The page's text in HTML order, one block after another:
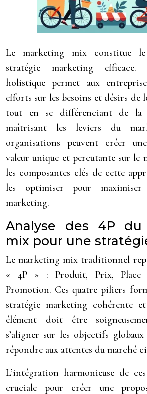
Le marketing mix constitue
stratégie marketing efficace.
holistique permet aux
efforts sur les besoins et désirs de
tout en se différenciant de la
maîtrisant les leviers du
organisations peuvent créer
valeur unique et percutante sur le
les composantes clés de cette
les optimiser pour maximiser
marketing.
Analyse des 4P du
mix pour une
Le marketing mix traditionnel
« 4P » : Produit, Prix, Place
Promotion. Ces quatre piliers
stratégie marketing cohérente et
élément doit être
s’aligner sur les objectifs
répondre aux attentes du marché
L’intégration harmonieuse de
cruciale pour créer une